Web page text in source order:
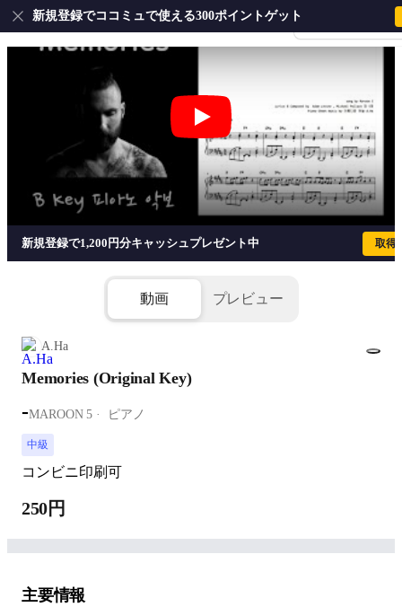
会員登録・ログイ
新規登録でココミュで使える300ポイントゲット
Memories (Original Key) - MAROON 5
新規登録で1,200円分キャッシュプレゼント中 取得
動画 プレビュー
A.Ha
Memories (Original Key)
-MAROON 5 ピアノ
中級
コンビニ印刷可
250円
主要情報